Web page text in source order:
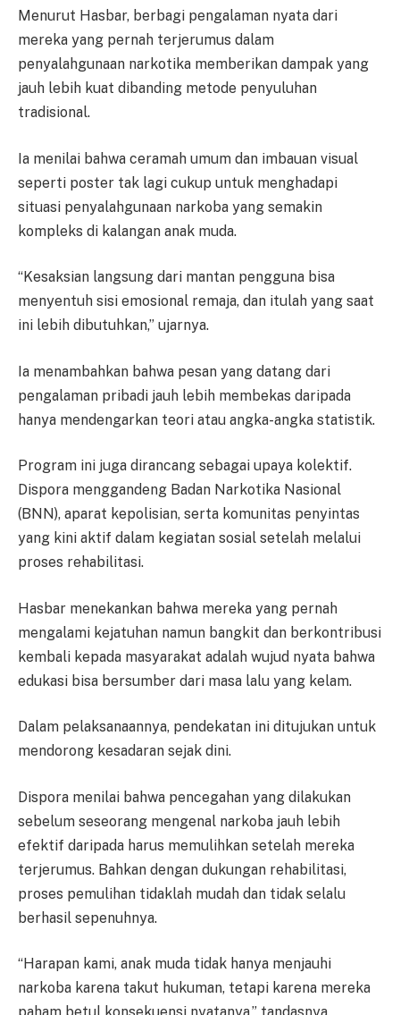
Menurut Hasbar, berbagi pengalaman nyata dari
mereka yang pernah terjerumus dalam
penyalahgunaan narkotika memberikan dampak yang
jauh lebih kuat dibanding metode penyuluhan
tradisional.
Ia menilai bahwa ceramah umum dan imbauan visual
seperti poster tak lagi cukup untuk menghadapi
situasi penyalahgunaan narkoba yang semakin
kompleks di kalangan anak muda.
“Kesaksian langsung dari mantan pengguna bisa
menyentuh sisi emosional remaja, dan itulah yang saat
ini lebih dibutuhkan,” ujarnya.
Ia menambahkan bahwa pesan yang datang dari
pengalaman pribadi jauh lebih membekas daripada
hanya mendengarkan teori atau angka-angka statistik.
Program ini juga dirancang sebagai upaya kolektif.
Dispora menggandeng Badan Narkotika Nasional
(BNN), aparat kepolisian, serta komunitas penyintas
yang kini aktif dalam kegiatan sosial setelah melalui
proses rehabilitasi.
Hasbar menekankan bahwa mereka yang pernah
mengalami kejatuhan namun bangkit dan berkontribusi
kembali kepada masyarakat adalah wujud nyata bahwa
edukasi bisa bersumber dari masa lalu yang kelam.
Dalam pelaksanaannya, pendekatan ini ditujukan untuk
mendorong kesadaran sejak dini.
Dispora menilai bahwa pencegahan yang dilakukan
sebelum seseorang mengenal narkoba jauh lebih
efektif daripada harus memulihkan setelah mereka
terjerumus. Bahkan dengan dukungan rehabilitasi,
proses pemulihan tidaklah mudah dan tidak selalu
berhasil sepenuhnya.
“Harapan kami, anak muda tidak hanya menjauhi
narkoba karena takut hukuman, tetapi karena mereka